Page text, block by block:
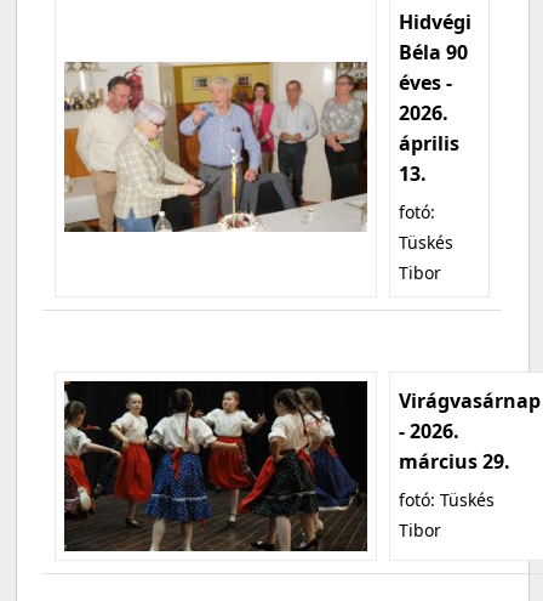
Hidvégi
Béla 90
éves -
2026.
április
13.
fotó:
Tüskés
Tibor
Virágvasárnap
- 2026.
március 29.
fotó: Tüskés
Tibor